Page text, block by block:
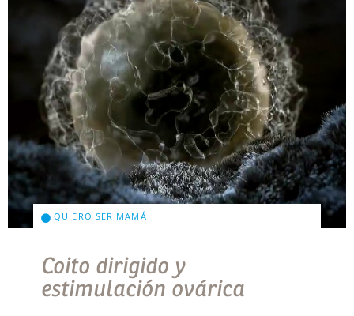
QUIERO SER MAMÁ
Coito dirigido y
estimulación ovárica